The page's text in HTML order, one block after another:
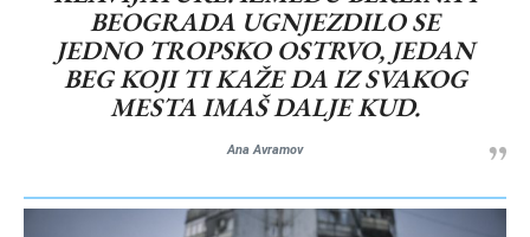
BEOGRADA UGNJEZDILO SE
JEDNO TROPSKO OSTRVO, JEDAN
BEG KOJI TI KAŽE DA IZ SVAKOG
MESTA IMAŠ DALJE KUD.
Ana Avramov